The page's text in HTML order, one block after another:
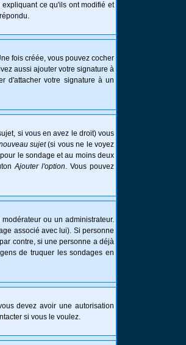
ce qu'ils ont modifié et
fois créée, vous pouvez cocher
aussi ajouter votre signature à
d'attacher votre signature à un
si vous en avez le droit) vous
sujet(si vous ne le voyez
le sondage et au moins deux
Ajouter l'option. Vous pouvez
ou un administrateur.
associé avec lui). Si personne
contre, si une personne a déjà
de truquer les sondages en
devez avoir une autorisation
si vous le voulez.